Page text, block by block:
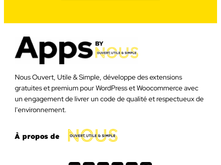
Nous Ouvert, Utile & Simple, développe des extensions
gratuites et premium pour WordPress et Woocommerce avec
un engagement de livrer un code de qualité et respectueux de
l'environnement.
À propos de